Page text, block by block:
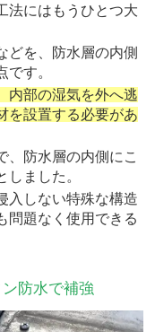
法にはもうひとつ大
どを、防水層の内側
す。
内部の湿気を外へ逃
を設置する必要があ
、防水層の内側にこ
ました。
入しない特殊な構造
問題なく使用できる
防水で補強